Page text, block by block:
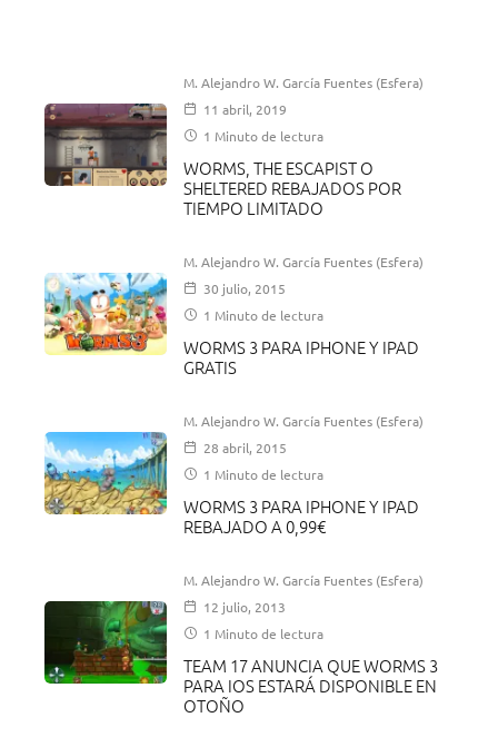
M. Alejandro W. García Fuentes (Esfera)
11 abril, 2019
1 Minuto de lectura
WORMS, THE ESCAPIST O
SHELTERED REBAJADOS POR
TIEMPO LIMITADO
M. Alejandro W. García Fuentes (Esfera)
30 julio, 2015
1 Minuto de lectura
WORMS 3 PARA IPHONE Y IPAD
GRATIS
M. Alejandro W. García Fuentes (Esfera)
28 abril, 2015
1 Minuto de lectura
WORMS 3 PARA IPHONE Y IPAD
REBAJADO A 0,99€
M. Alejandro W. García Fuentes (Esfera)
12 julio, 2013
1 Minuto de lectura
TEAM 17 ANUNCIA QUE WORMS 3
PARA IOS ESTARÁ DISPONIBLE EN
OTOÑO